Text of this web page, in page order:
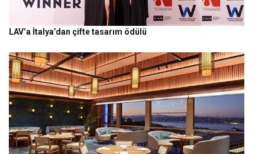
LAV’a İtalya’dan çifte tasarım ödülü